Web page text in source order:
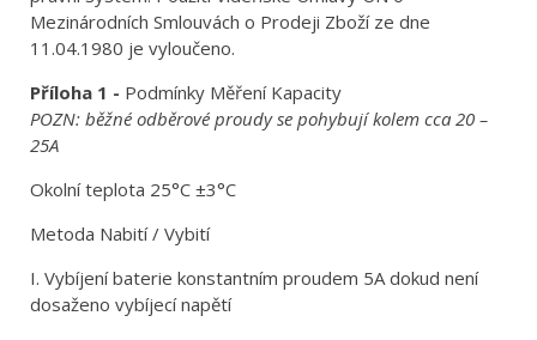
Mezinárodních Smlouvách o Prodeji Zboží ze dne
11.04.1980 je vyloučeno.
Příloha 1 - Podmínky Měření Kapacity
POZN: běžné odběrové proudy se pohybují kolem cca 20 –
25A
Okolní teplota 25°C ±3°C
Metoda Nabití / Vybití
I. Vybíjení baterie konstantním proudem 5A dokud není
dosaženo vybíjecí napětí